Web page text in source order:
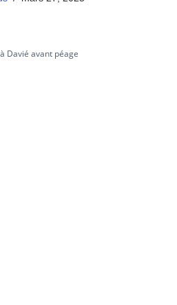
Davié avant péage